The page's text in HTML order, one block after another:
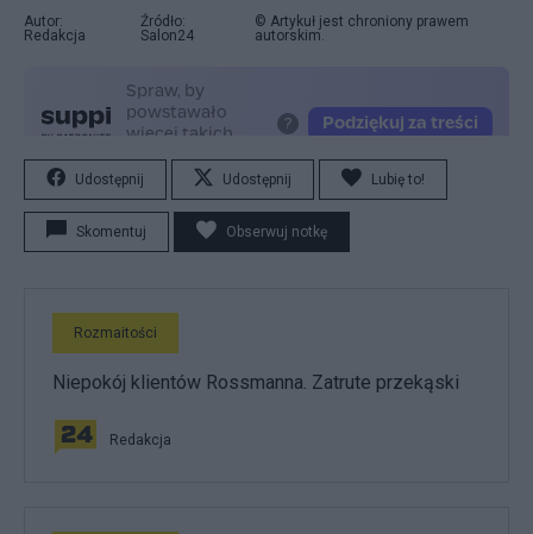
Autor:
Redakcja
Źródło:
Salon24
© Artykuł jest chroniony prawem
autorskim.
Udostępnij Udostępnij Lubię to!
Skomentuj Obserwuj notkę
Rozmaitości
Niepokój klientów Rossmanna. Zatrute przekąski
Redakcja